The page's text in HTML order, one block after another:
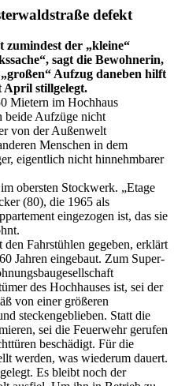
defekt
zumindest der „kleine“
sagt die Bewohnerin,
Aufzug daneben hilft
April stillgelegt.
Mietern im Hochhaus
beide Aufzüge nicht
von der Außenwelt
Menschen in dem
eigentlich nicht hinnehmbarer
obersten Stockwerk. „Etage
(80), die 1965 als
eingezogen ist, das sie
den Fahrstühlen gegeben, erklärt
Jahren eingebaut. Zum Super-
des Hochhauses ist, sei der
von einer größeren
steckengeblieben. Statt die
sei die Feuerwehr gerufen
beschädigt. Für die
werden, was wiederum dauert.
Es bleibt noch der